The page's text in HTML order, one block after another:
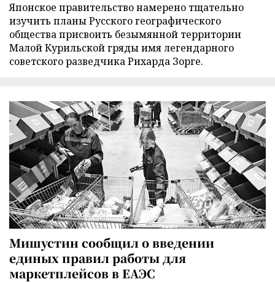
Японское правительство намерено тщательно
изучить планы Русского географического
общества присвоить безымянной территории
Малой Курильской гряды имя легендарного
советского разведчика Рихарда Зорге.
Мишустин сообщил о введении
единых правил работы для
маркетплейсов в ЕАЭС